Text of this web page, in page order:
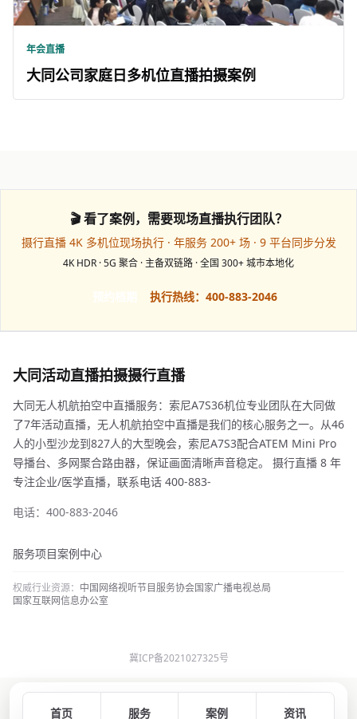
年会直播
大同公司家庭日多机位直播拍摄案例
🎬 看了案例，需要现场直播执行团队？
摄行直播 4K 多机位现场执行 · 年服务 200+ 场 · 9 平台同步分发
4K HDR · 5G 聚合 · 主备双链路 · 全国 300+ 城市本地化
执行热线：400-883-2046
大同活动直播拍摄摄行直播
大同无人机航拍空中直播服务：索尼A7S36机位专业团队在大同做
了7年活动直播，无人机航拍空中直播是我们的核心服务之一。从46
人的小型沙龙到827人的大型晚会，索尼A7S3配合ATEM Mini Pro
导播台、多网聚合路由器，保证画面清晰声音稳定。 摄行直播 8 年
专注企业/医学直播，联系电话 400-883-
电话：400-883-2046
服务项目案例中心
权威行业资源： 中国网络视听节目服务协会国家广播电视总局
国家互联网信息办公室
冀ICP备2021027325号
首页 服务 案例 资讯